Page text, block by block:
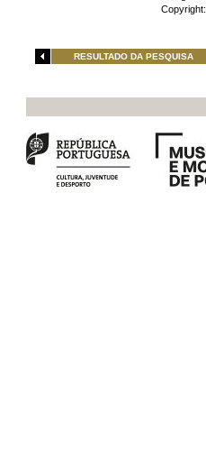
Copyright:
RESULTADO DA PESQUISA